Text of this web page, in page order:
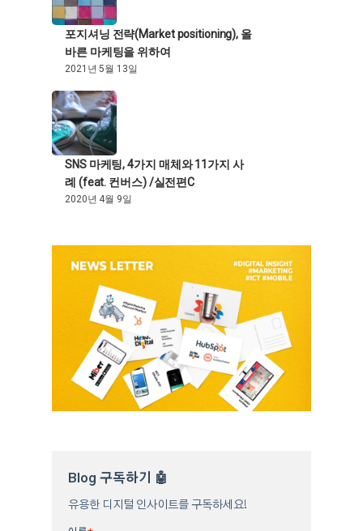
포지셔닝 전략(Market positioning), 올
바른 마케팅을 위하여
2021년 5월 13일
SNS 마케팅, 4가지 매체와 11가지 사
례 (feat. 컨버스) /실전편C
2020년 4월 9일